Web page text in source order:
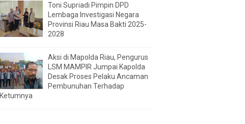
Toni Supriadi Pimpin DPD
Lembaga Investigasi Negara
Provinsi Riau Masa Bakti 2025-
2028
Aksi di Mapolda Riau, Pengurus
LSM MAMPIR Jumpai Kapolda
Desak Proses Pelaku Ancaman
Pembunuhan Terhadap
Ketumnya